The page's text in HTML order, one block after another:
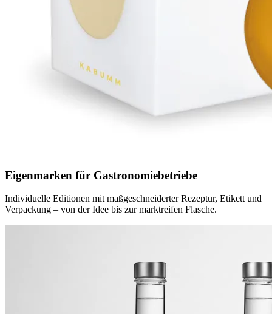
Eigenmarken für Gastronomiebetriebe
Individuelle Editionen mit maßgeschneiderter Rezeptur, Etikett und
Verpackung – von der Idee bis zur marktreifen Flasche.